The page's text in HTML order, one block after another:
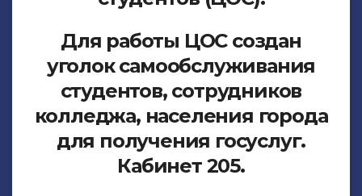
Для работы ЦОС создан
уголок самообслуживания
студентов, сотрудников
колледжа, населения города
для получения госуслуг.
Кабинет 205.